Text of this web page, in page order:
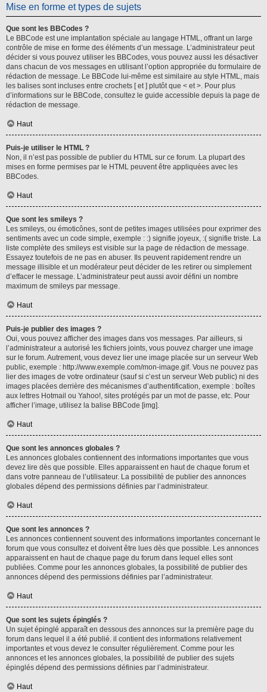
Mise en forme et types de sujets
Que sont les BBCodes ?
Le BBCode est une implantation spéciale au langage HTML, offrant un large
contrôle de mise en forme des éléments d’un message. L’administrateur peut
décider si vous pouvez utiliser les BBCodes, vous pouvez aussi les désactiver
dans chacun de vos messages en utilisant l’option appropriée du formulaire de
rédaction de message. Le BBCode lui-même est similaire au style HTML, mais
les balises sont incluses entre crochets [ et ] plutôt que < et >. Pour plus
d’informations sur le BBCode, consultez le guide accessible depuis la page de
rédaction de message.
Haut
Puis-je utiliser le HTML ?
Non, il n’est pas possible de publier du HTML sur ce forum. La plupart des
mises en forme permises par le HTML peuvent être appliquées avec les
BBCodes.
Haut
Que sont les smileys ?
Les smileys, ou émoticônes, sont de petites images utilisées pour exprimer des
sentiments avec un code simple, exemple : :) signifie joyeux, :( signifie triste. La
liste complète des smileys est visible sur la page de rédaction de message.
Essayez toutefois de ne pas en abuser. Ils peuvent rapidement rendre un
message illisible et un modérateur peut décider de les retirer ou simplement
d’effacer le message. L’administrateur peut aussi avoir défini un nombre
maximum de smileys par message.
Haut
Puis-je publier des images ?
Oui, vous pouvez afficher des images dans vos messages. Par ailleurs, si
l’administrateur a autorisé les fichiers joints, vous pouvez charger une image
sur le forum. Autrement, vous devez lier une image placée sur un serveur Web
public, exemple : http://www.exemple.com/mon-image.gif. Vous ne pouvez pas
lier des images de votre ordinateur (sauf si c’est un serveur Web public) ni des
images placées derrière des mécanismes d’authentification, exemple : boîtes
aux lettres Hotmail ou Yahoo!, sites protégés par un mot de passe, etc. Pour
afficher l’image, utilisez la balise BBCode [img].
Haut
Que sont les annonces globales ?
Les annonces globales contiennent des informations importantes que vous
devez lire dès que possible. Elles apparaissent en haut de chaque forum et
dans votre panneau de l’utilisateur. La possibilité de publier des annonces
globales dépend des permissions définies par l’administrateur.
Haut
Que sont les annonces ?
Les annonces contiennent souvent des informations importantes concernant le
forum que vous consultez et doivent être lues dès que possible. Les annonces
apparaissent en haut de chaque page du forum dans lequel elles sont
publiées. Comme pour les annonces globales, la possibilité de publier des
annonces dépend des permissions définies par l’administrateur.
Haut
Que sont les sujets épinglés ?
Un sujet épinglé apparaît en dessous des annonces sur la première page du
forum dans lequel il a été publié. il contient des informations relativement
importantes et vous devez le consulter régulièrement. Comme pour les
annonces et les annonces globales, la possibilité de publier des sujets
épinglés dépend des permissions définies par l’administrateur.
Haut